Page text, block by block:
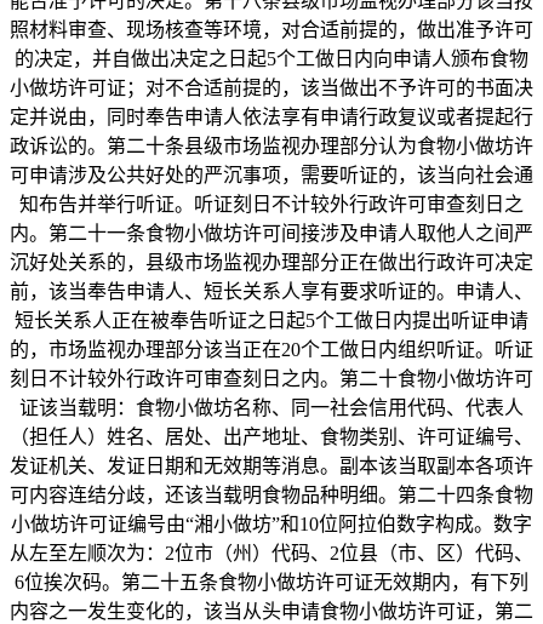
照材料审查、现场核查等环境，对合适前提的，做出准予许可
的决定，并自做出决定之日起5个工做日内向申请人颁布食物
小做坊许可证；对不合适前提的，该当做出不予许可的书面决
定并说由，同时奉告申请人依法享有申请行政复议或者提起行
政诉讼的。第二十条县级市场监视办理部分认为食物小做坊许
可申请涉及公共好处的严沉事项，需要听证的，该当向社会通
知布告并举行听证。听证刻日不计较外行政许可审查刻日之
内。第二十一条食物小做坊许可间接涉及申请人取他人之间严
沉好处关系的，县级市场监视办理部分正在做出行政许可决定
前，该当奉告申请人、短长关系人享有要求听证的。申请人、
短长关系人正在被奉告听证之日起5个工做日内提出听证申请
的，市场监视办理部分该当正在20个工做日内组织听证。听证
刻日不计较外行政许可审查刻日之内。第二十食物小做坊许可
证该当载明：食物小做坊名称、同一社会信用代码、代表人
（担任人）姓名、居处、出产地址、食物类别、许可证编号、
发证机关、发证日期和无效期等消息。副本该当取副本各项许
可内容连结分歧，还该当载明食物品种明细。第二十四条食物
小做坊许可证编号由“湘小做坊”和10位阿拉伯数字构成。数字
从左至左顺次为：2位市（州）代码、2位县（市、区）代码、
6位挨次码。第二十五条食物小做坊许可证无效期内，有下列
内容之一发生变化的，该当从头申请食物小做坊许可证，第二